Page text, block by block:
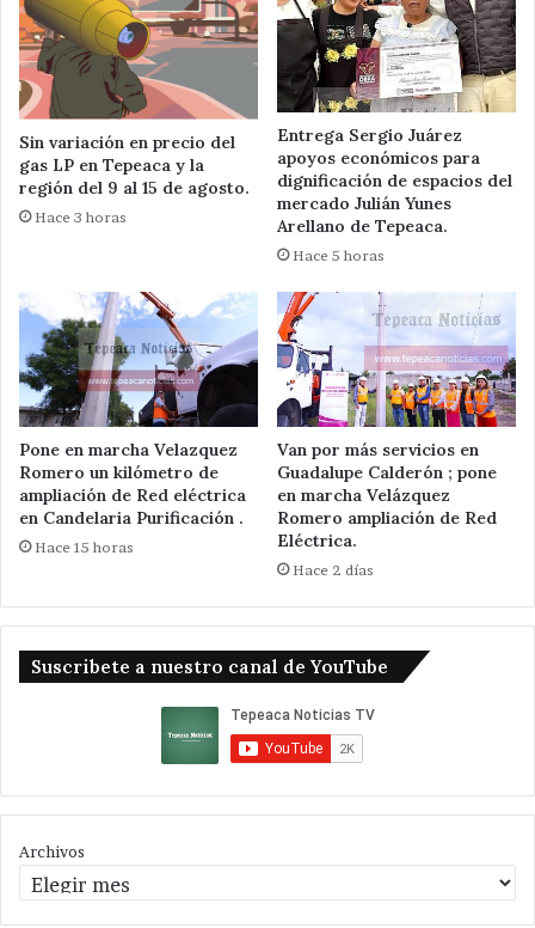
Sin variación en precio del
gas LP en Tepeaca y la
región del 9 al 15 de agosto.
Hace 3 horas
Entrega Sergio Juárez
apoyos económicos para
dignificación de espacios del
mercado Julián Yunes
Arellano de Tepeaca.
Hace 5 horas
Pone en marcha Velazquez
Romero un kilómetro de
ampliación de Red eléctrica
en Candelaria Purificación .
Hace 15 horas
Van por más servicios en
Guadalupe Calderón ; pone
en marcha Velázquez
Romero ampliación de Red
Eléctrica.
Hace 2 días
Suscribete a nuestro canal de YouTube
Archivos